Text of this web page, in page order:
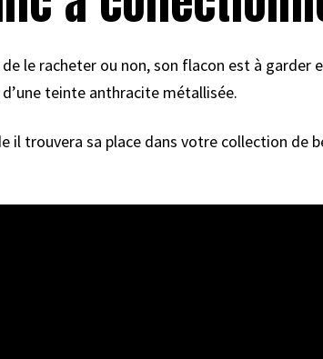
le racheter ou non, son flacon est à
teinte anthracite métallisée.
il trouvera sa place dans votre collection de